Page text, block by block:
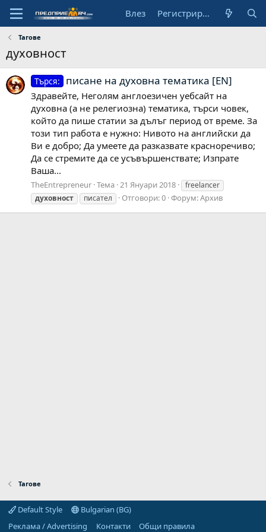
Влез Регистрирай се
Тагове
духовност
Търся: писане на духовна тематика [EN]
Здравейте, Неголям англоезичен уебсайт на
духовна (а не релегиозна) тематика, търси човек,
който да пише статии за дълъг период от време. За
този тип работа е нужно: Нивото на английски да
Ви е добро; Да умеете да разказвате красноречиво;
Да се стремите да се усъвършенствате; Изпрате
Ваша...
TheEntrepreneur Тема 21 Януари 2018
freelancer
духовност
писател Отговори: 0 Форум:Архив
Тагове
Default Style
Bulgarian (BG)
Реклама / Advertising
Контакти
Общи правила